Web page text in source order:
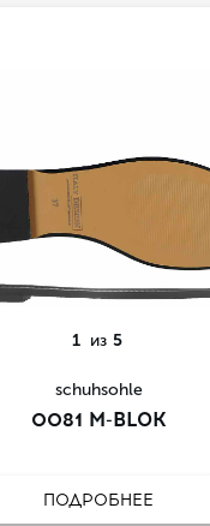
1 из 5
schuhsohle
0081 M-BLOK
ПОДРОБНЕЕ